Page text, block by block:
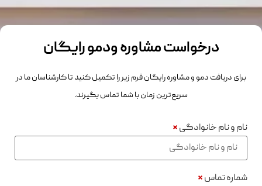
درخواست مشاوره ودمو رایگان
برای دریافت دمو و مشاوره رایگان فرم زیر را تکمیل کنید تا کارشناسان ما در
سریع‌ترین زمان با شما تماس بگیرند.
نام و نام خانوادگی*
شماره تماس*